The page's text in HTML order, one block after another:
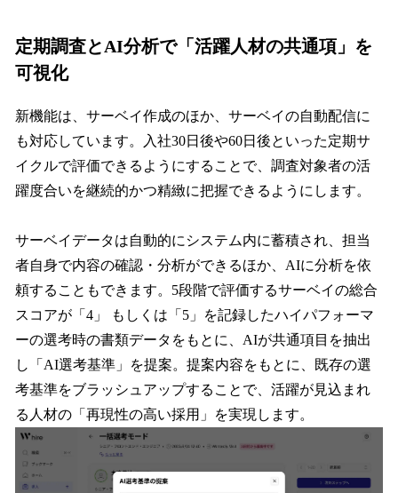
定期調査とAI分析で「活躍人材の共通項」を
可視化
新機能は、サーベイ作成のほか、サーベイの自動配信に
も対応しています。入社30日後や60日後といった定期サ
イクルで評価できるようにすることで、調査対象者の活
躍度合いを継続的かつ精緻に把握できるようにします。
サーベイデータは自動的にシステム内に蓄積され、担当
者自身で内容の確認・分析ができるほか、AIに分析を依
頼することもできます。5段階で評価するサーベイの総合
スコアが「4」 もしくは「5」を記録したハイパフォーマ
ーの選考時の書類データをもとに、AIが共通項目を抽出
し「AI選考基準」を提案。提案内容をもとに、既存の選
考基準をブラッシュアップすることで、活躍が見込まれ
る人材の「再現性の高い採用」を実現します。